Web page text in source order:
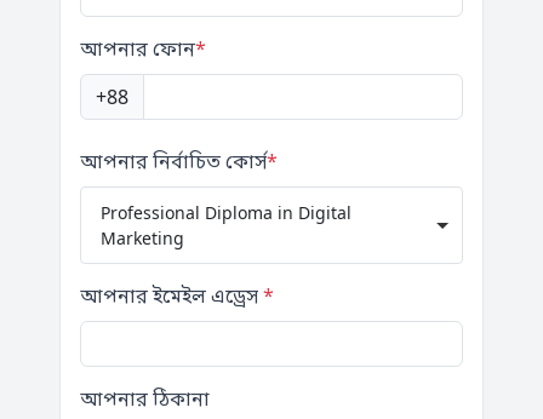
আপনার ফোন*
+88
আপনার নির্বাচিত কোর্স*
Professional Diploma in Digital
Marketing
আপনার ইমেইল এড্রেস*
আপনার ঠিকানা